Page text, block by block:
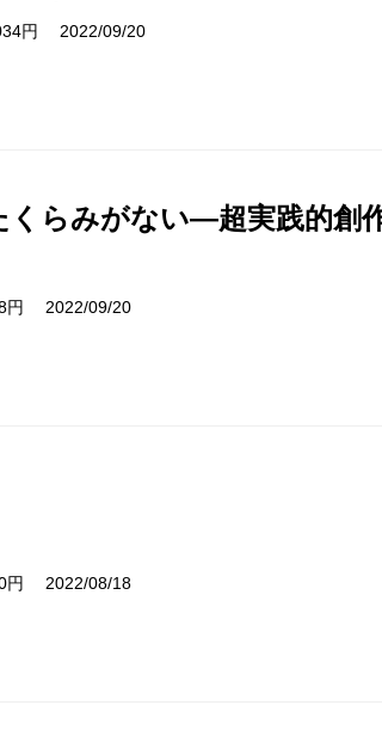
円 2022/09/20
くらみがない―超実践的創
円 2022/09/20
円 2022/08/18